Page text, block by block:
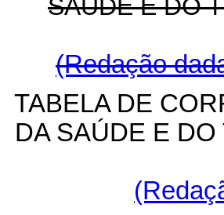
SAÚDE E DO
(Redação
TABELA DE
DA SAÚDE E